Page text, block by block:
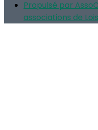
Propulsé par
associations de